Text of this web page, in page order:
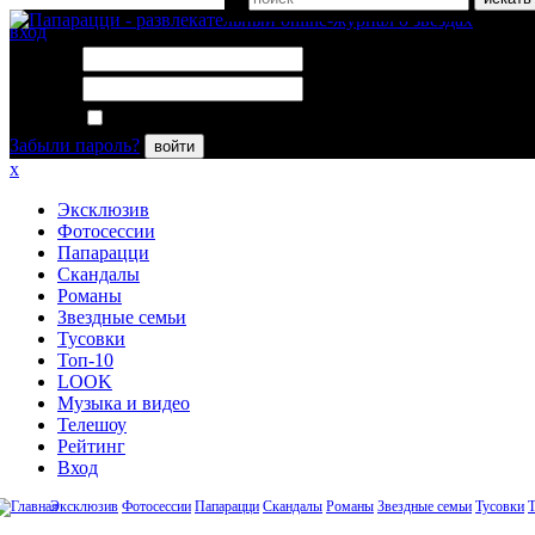
вход
Забыли пароль?
войти
x
Эксклюзив
Фотосессии
Папарацци
Скандалы
Романы
Звездные семьи
Тусовки
Топ-10
LOOK
Музыка и видео
Телешоу
Рейтинг
Вход
Эксклюзив Фотосессии Папарацци Скандалы Романы Звездные семьи Тусовки